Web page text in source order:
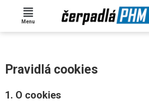
Menu
Pravidlá cookies
1. O cookies